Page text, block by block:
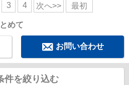
3 4 次へ>> 最初
めて
お問い合わせ
件を絞り込む